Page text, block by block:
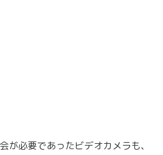
が必要であったビデオカメラも、